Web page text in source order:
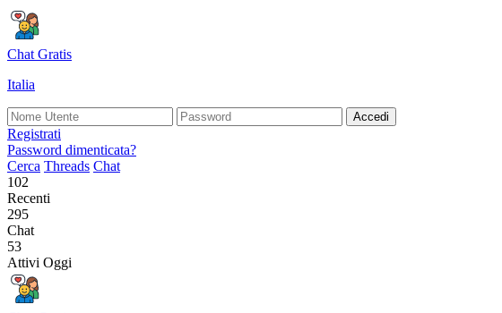
Chat Gratis
Italia
Accedi
Registrati
Password dimenticata?
Cerca Threads Chat
102
Recenti
295
Chat
53
Attivi Oggi